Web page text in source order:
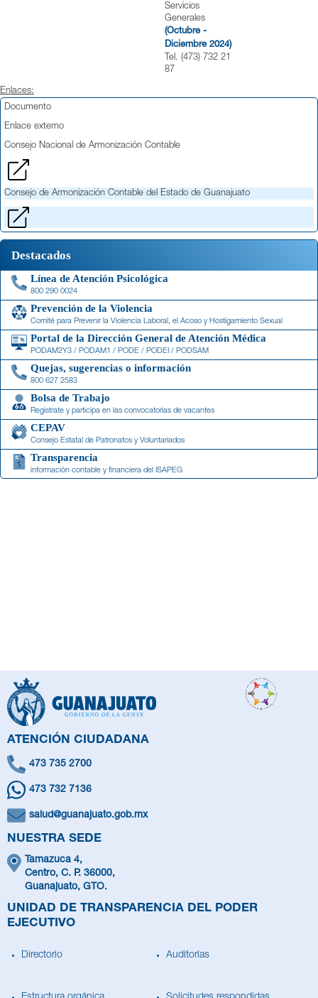
Servicios
Generales
(Octubre -
Diciembre 2024)
Tel. (473) 732 21
87
Enlaces:
Documento
Enlace externo
Consejo Nacional de Armonización Contable
Consejo de Armonización Contable del Estado de Guanajuato
Destacados
Línea de Atención Psicológica
800 290 0024
Prevención de la Violencia
Comité para Prevenir la Violencia Laboral, el Acoso y Hostigamiento Sexual
Portal de la Dirección General de Atención Médica
PODAM2Y3 / PODAM1 / PODE / PODEI / PODSAM
Quejas, sugerencias o información
800 627 2583
Bolsa de Trabajo
Registrate y participa en las convocatorias de vacantes
CEPAV
Consejo Estatal de Patronatos y Voluntariados
Transparencia
información contable y financiera del ISAPEG
ATENCIÓN CIUDADANA
473 735 2700
473 732 7136
salud@guanajuato.gob.mx
NUESTRA SEDE
Tamazuca 4,
Centro, C. P. 36000,
Guanajuato, GTO.
UNIDAD DE TRANSPARENCIA DEL PODER
EJECUTIVO
Directorio Auditorías